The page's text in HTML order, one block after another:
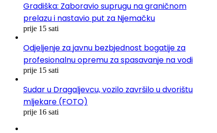
Gradiška: Zaboravio suprugu na graničnom
prelazu i nastavio put za Njemačku
prije 15 sati
Odjeljenje za javnu bezbjednost bogatije za
profesionalnu opremu za spasavanje na vodi
prije 15 sati
Sudar u Dragaljevcu, vozilo završilo u dvorištu
mljekare (FOTO)
prije 16 sati